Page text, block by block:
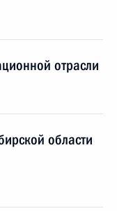
отрасли
области